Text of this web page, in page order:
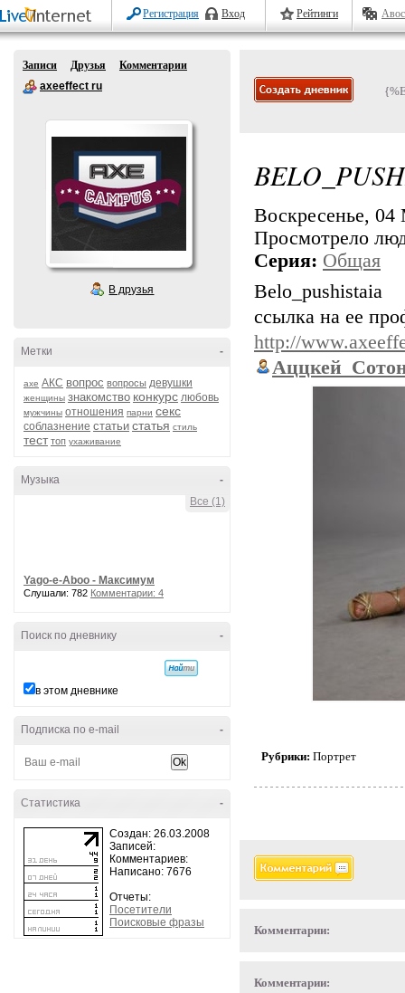
Регистрация Вход Рейтинги
Записи Друзья
Комментарии
axeeffect ru
В друзья
-
Метки
axe АКС вопрос вопросы девушки
женщины знакомство конкурс любовь
мужчины отношения парни секс
соблазнение статьи статья стиль
тест топ ухаживание
-
Музыка
Все (1)
Yago-e-Aboo - Максимум
Слушали: 782 Комментарии: 4
-
Поиск по дневнику
в этом дневнике
-
Подписка по e-mail
-
Статистика
Создан: 26.03.2008
Записей:
Комментариев:
Написано: 7676
Отчеты:
Посетители
Поисковые фразы
Воскресенье, 04
Просмотрело
Серия: Общая
Belo_pushistaia
ссылка на ее
http://
Рубрики: Портрет
Комментарии:
Комментарии: